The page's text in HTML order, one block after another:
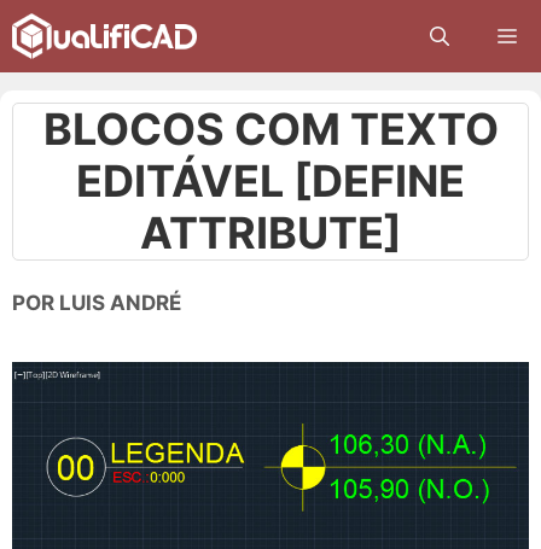
Pular
para
o
conteúdoBLOCOS COM TEXTO
EDITÁVEL [DEFINE
ATTRIBUTE]
POR LUIS ANDRÉ